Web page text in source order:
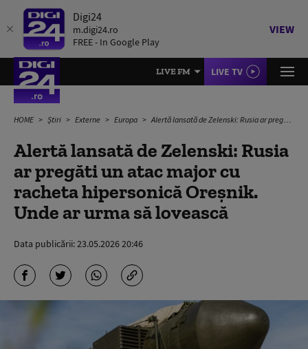
Digi24
m.digi24.ro
FREE - In Google Play
VIEW
LIVE FM LIVE TV
HOME Știri Externe Europa Alertă lansată de Zelenski: Rusia ar pregăti un atac major cu racheta hipersonică Oreșnik. Unde ar urma să lovească
Alertă lansată de Zelenski: Rusia
ar pregăti un atac major cu
racheta hipersonică Oreșnik.
Unde ar urma să lovească
Data publicării:23.05.2026 20:46